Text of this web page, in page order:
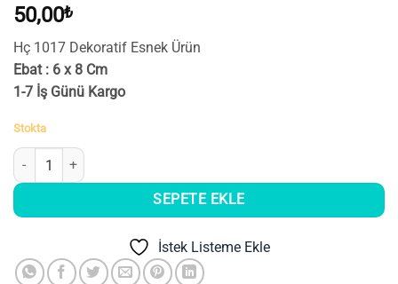
50,00₺
Hç 1017 Dekoratif Esnek Ürün
Ebat : 6 x 8 Cm
1-7 İş Günü Kargo
Stokta
Hç 1017 Dekoratif Esnek Ürün adet
SEPETE EKLE
İstek Listeme Ekle